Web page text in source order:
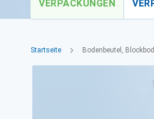
VERPACKUNGEN
Startseite Bodenbeutel,